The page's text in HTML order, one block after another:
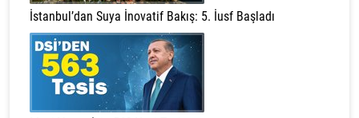
İstanbul’dan Suya İnovatif Bakış: 5. İusf Başladı